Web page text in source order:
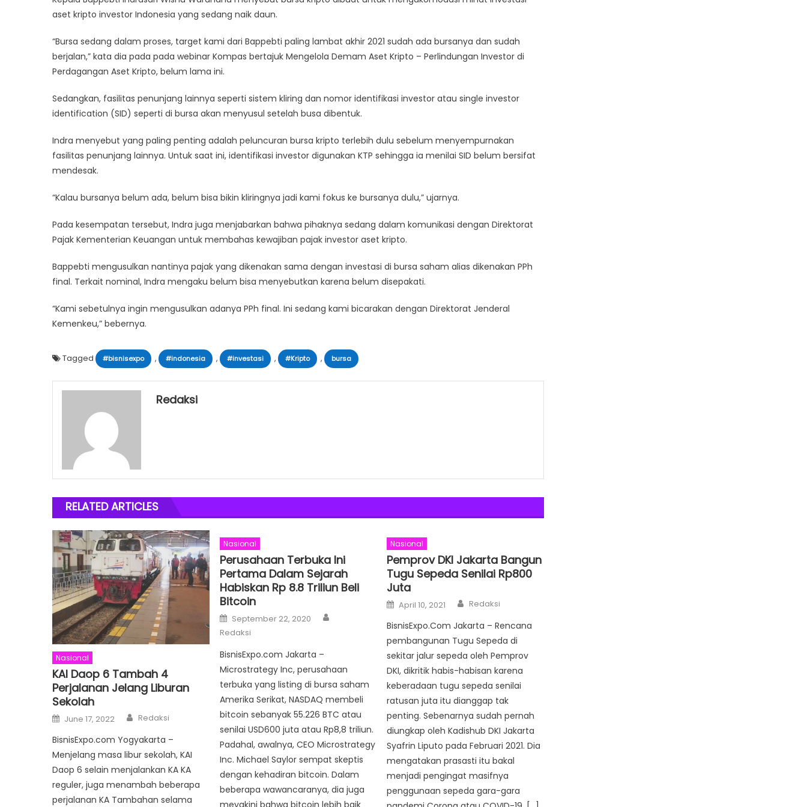
Sendiri
aset kripto investor Indonesia yang sedang naik daun.
“Bursa sedang dalam proses, target kami dari Bappebti paling lambat akhir 2021 sudah ada bursanya dan sudah
berjalan,” kata dia pada pada webinar Kompas bertajuk Mengelola Demam Aset Kripto – Perlindungan Investor di
Perdagangan Aset Kripto, belum lama ini.
Sedangkan, fasilitas penunjang lainnya seperti sistem kliring dan nomor identifikasi investor atau single investor
identification (SID) seperti di bursa akan menyusul setelah busa dibentuk.
Indra menyebut yang paling penting adalah peluncuran bursa kripto terlebih dulu sebelum menyempurnakan
fasilitas penunjang lainnya. Untuk saat ini, identifikasi investor digunakan KTP sehingga ia menilai SID belum bersifat
mendesak.
“Kalau bursanya belum ada, belum bisa bikin kliringnya jadi kami fokus ke bursanya dulu,” ujarnya.
Pada kesempatan tersebut, Indra juga menjabarkan bahwa pihaknya sedang dalam komunikasi dengan Direktorat
Pajak Kementerian Keuangan untuk membahas kewajiban pajak investor aset kripto.
Bappebti mengusulkan nantinya pajak yang dikenakan sama dengan investasi di bursa saham alias dikenakan PPh
final. Terkait nominal, Indra mengaku belum bisa menyebutkan karena belum disepakati.
“Kami sebetulnya ingin mengusulkan adanya PPh final. Ini sedang kami bicarakan dengan Direktorat Jenderal
Kemenkeu,” bebernya.
Tagged #bisnisexpo , #indonesia , #investasi , #Kripto , bursa
Redaksi
RELATED ARTICLES
Nasional
KAI Daop 6 Tambah 4
Perjalanan Jelang Liburan
Sekolah
Posted
on
June 17, 2022 Author
Redaksi
BisnisExpo.com Yogyakarta –
Menjelang masa libur sekolah, KAI
Daop 6 selain menjalankan KA KA
reguler, juga menambah beberapa
perjalanan KA Tambahan selama
Nasional
Perusahaan Terbuka Ini
Pertama Dalam Sejarah
Habiskan Rp 8.8 Triliun Beli
Bitcoin
Posted
on
September 22, 2020
Redaksi
BisnisExpo.com Jakarta –
Microstrategy Inc, perusahaan
terbuka yang listing di bursa saham
Amerika Serikat, NASDAQ membeli
bitcoin sebanyak 55.226 BTC atau
senilai USD600 juta atau Rp8,8 triliun.
Padahal, awalnya, CEO Microstrategy
Inc. Michael Saylor sempat skeptis
dengan kehadiran bitcoin. Dalam
beberapa wawancaranya, dia juga
meyakini bahwa bitcoin lebih baik
Nasional
Pemprov DKI Jakarta Bangun
Tugu Sepeda Senilai Rp800
Juta
Posted
on
April 10, 2021 Author
Redaksi
BisnisExpo.Com Jakarta – Rencana
pembangunan Tugu Sepeda di
sekitar jalur sepeda oleh Pemprov
DKI, dikritik habis-habisan karena
keberadaan tugu sepeda senilai
ratusan juta itu dianggap tak
penting. Sebenarnya sudah pernah
diungkap oleh Kadishub DKI Jakarta
Syafrin Liputo pada Februari 2021. Dia
mengatakan prasasti itu bakal
menjadi pengingat masifnya
penggunaan sepeda gara-gara